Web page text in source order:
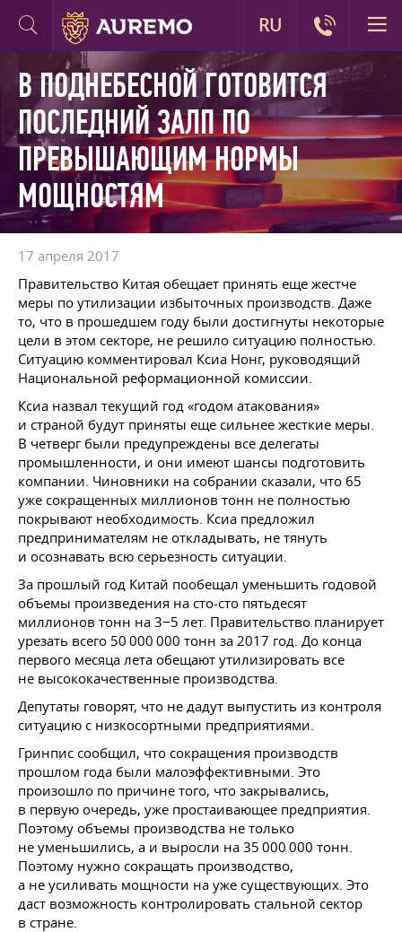
В ПОДНЕБЕСНОЙ ГОТОВИТСЯ
ПОСЛЕДНИЙ ЗАЛП ПО
ПРЕВЫШАЮЩИМ НОРМЫ
МОЩНОСТЯМ
17 апреля 2017
Правительство Китая обещает принять еще жестче
меры по утилизации избыточных производств. Даже
то, что в прошедшем году были достигнуты некоторые
цели в этом секторе, не решило ситуацию полностью.
Ситуацию комментировал Ксиа Нонг, руководящий
Национальной реформационной комиссии.
Ксиа назвал текущий год «годом атакования»
и страной будут приняты еще сильнее жесткие меры.
В четверг были предупреждены все делегаты
промышленности, и они имеют шансы подготовить
компании. Чиновники на собрании сказали, что 65
уже сокращенных миллионов тонн не полностью
покрывают необходимость. Ксиа предложил
предпринимателям не откладывать, не тянуть
и осознавать всю серьезность ситуации.
За прошлый год Китай пообещал уменьшить годовой
объемы произведения на сто-сто пятьдесят
миллионов тонн на 3−5 лет. Правительство планирует
урезать всего 50 000 000 тонн за 2017 год. До конца
первого месяца лета обещают утилизировать все
не высококачественные производства.
Депутаты говорят, что не дадут выпустить из контроля
ситуацию с низкосортными предприятиями.
Гринпис сообщил, что сокращения производств
прошлом года были малоэффективными. Это
произошло по причине того, что закрывались,
в первую очередь, уже простаивающее предприятия.
Поэтому объемы производства не только
не уменьшились, а и выросли на 35 000 000 тонн.
Поэтому нужно сокращать производство,
а не усиливать мощности на уже существующих. Это
даст возможность контролировать стальной сектор
в стране.
RU